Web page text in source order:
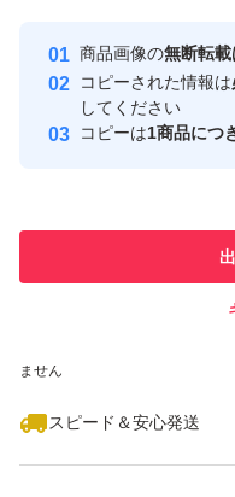
#Office2024
#Mac版
#Outlook
安心取引出品者
取引実績
ません
スピード＆安心発送
商品画像の無断転
コピーされた情報は
してください
コピーは1商品につ